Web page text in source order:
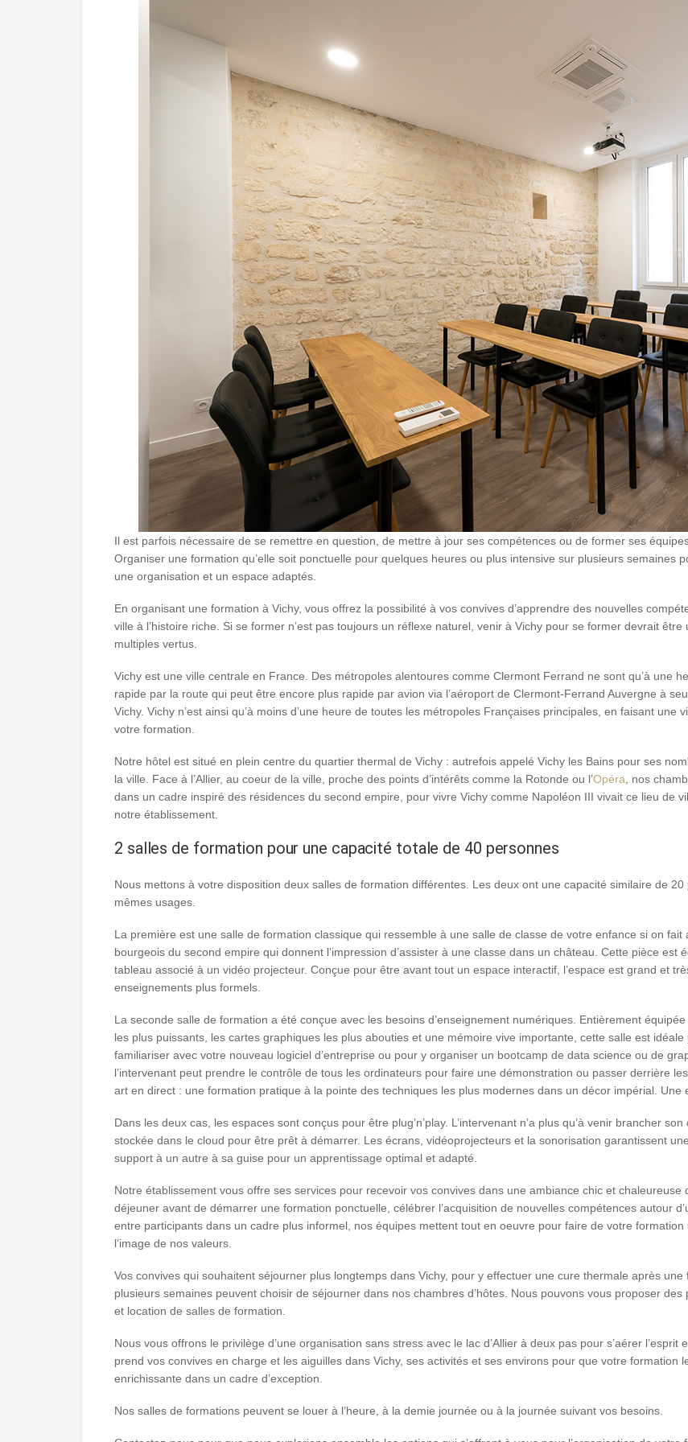
Il est parfois nécessaire de se remettre en question, de mettre à jour ses compétences ou de former ses
Organiser une formation qu’elle soit ponctuelle pour quelques heures ou plus intensive sur plusieurs semaines
une organisation et un espace adaptés.
En organisant une formation à Vichy, vous offrez la possibilité à vos convives d’apprendre des nouvelles
ville à l’histoire riche. Si se former n’est pas toujours un réflexe naturel, venir à Vichy pour se former devrait
multiples vertus.
Vichy est une ville centrale en France. Des métropoles alentoures comme Clermont Ferrand ne sont qu’à une
rapide par la route qui peut être encore plus rapide par avion via l’aéroport de Clermont-Ferrand Auvergne à
Vichy. Vichy n’est ainsi qu’à moins d’une heure de toutes les métropoles Françaises principales, en faisant
votre formation.
Notre hôtel est situé en plein centre du quartier thermal de Vichy : autrefois appelé Vichy les Bains pour ses
la ville. Face à l’Allier, au coeur de la ville, proche des points d’intérêts comme la Rotonde ou l’Opéra , nos
dans un cadre inspiré des résidences du second empire, pour vivre Vichy comme Napoléon III vivait ce lieu de
notre établissement.
2 salles de formation pour une capacité totale de 40 personnes
Nous mettons à votre disposition deux salles de formation différentes. Les deux ont une capacité similaire de
mêmes usages.
La première est une salle de formation classique qui ressemble à une salle de classe de votre enfance si on
bourgeois du second empire qui donnent l’impression d’assister à une classe dans un château. Cette pièce est
tableau associé à un vidéo projecteur. Conçue pour être avant tout un espace interactif, l’espace est grand et
enseignements plus formels.
La seconde salle de formation a été conçue avec les besoins d’enseignement numériques. Entièrement
les plus puissants, les cartes graphiques les plus abouties et une mémoire vive importante, cette salle est
familiariser avec votre nouveau logiciel d’entreprise ou pour y organiser un bootcamp de data science ou de
l’intervenant peut prendre le contrôle de tous les ordinateurs pour faire une démonstration ou passer derrière
art en direct : une formation pratique à la pointe des techniques les plus modernes dans un décor impérial. Une
Dans les deux cas, les espaces sont conçus pour être plug’n’play. L’intervenant n’a plus qu’à venir brancher
stockée dans le cloud pour être prêt à démarrer. Les écrans, vidéoprojecteurs et la sonorisation garantissent
support à un autre à sa guise pour un apprentissage optimal et adapté.
Notre établissement vous offre ses services pour recevoir vos convives dans une ambiance chic et
déjeuner avant de démarrer une formation ponctuelle, célébrer l’acquisition de nouvelles compétences autour
entre participants dans un cadre plus informel, nos équipes mettent tout en oeuvre pour faire de votre
l’image de nos valeurs.
Vos convives qui souhaitent séjourner plus longtemps dans Vichy, pour y effectuer une cure thermale après
plusieurs semaines peuvent choisir de séjourner dans nos chambres d’hôtes. Nous pouvons vous proposer
et location de salles de formation.
Nous vous offrons le privilège d’une organisation sans stress avec le lac d’Allier à deux pas pour s’aérer
prend vos convives en charge et les aiguilles dans Vichy, ses activités et ses environs pour que votre formation
enrichissante dans un cadre d’exception.
Nos salles de formations peuvent se louer à l’heure, à la demie journée ou à la journée suivant vos besoins.